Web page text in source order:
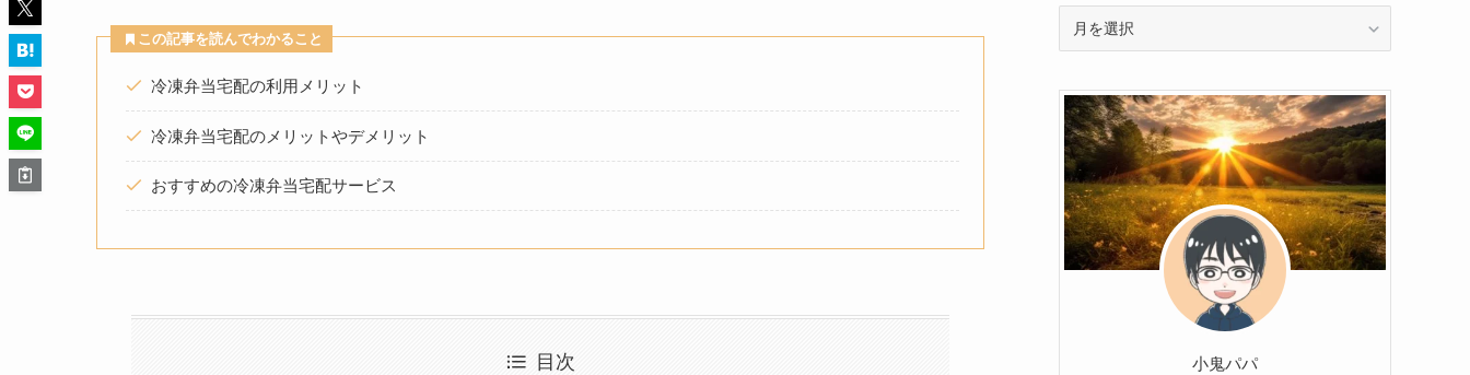
この記事を読んでわかること
冷凍弁当宅配の利用メリット
冷凍弁当宅配のメリットやデメリット
おすすめの冷凍弁当宅配サービス
目次
イ
ブ
小鬼パパ